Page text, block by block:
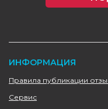
ИНФОРМАЦИЯ
Правила публикации
Сервис